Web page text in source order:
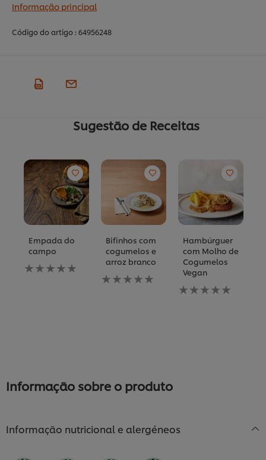
Informação principal
Código do artigo : 64956248
Sugestão de Receitas
Empada do
campo
Nenhuma
avaliação
Bifinhos com
cogumelos e
arroz branco
Nenhuma
avaliação
Hambúrguer
com Molho de
Cogumelos
Vegan
Nenhuma
avaliação
Informação sobre o produto
Informação nutricional e alergéneos